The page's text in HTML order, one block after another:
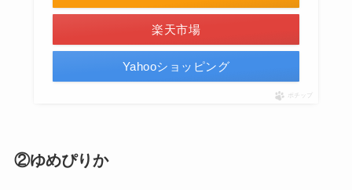
楽天市場
Yahooショッピング
ポチップ
②ゆめぴりか